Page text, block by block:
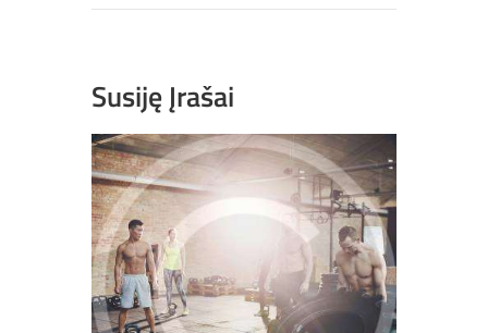
Susiję Įrašai